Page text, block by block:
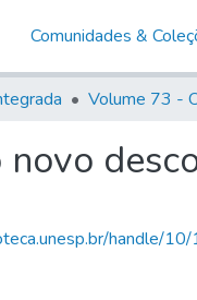
Comunidades &
handle/